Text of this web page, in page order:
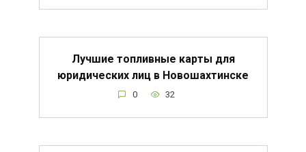
Лучшие топливные карты для
юридических лиц в Новошахтинске
0 32